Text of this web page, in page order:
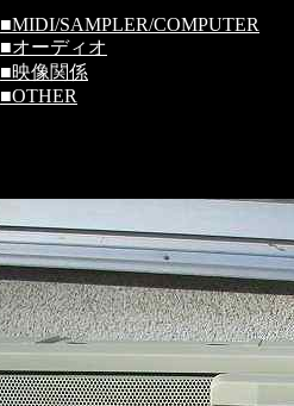
■MIDI/SAMPLER/COMPUTER
■オーディオ
■映像関係
■OTHER